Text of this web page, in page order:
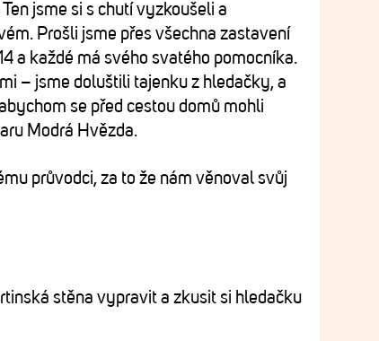
jsme si s chutí vyzkoušeli a
Prošli jsme přes všechna zastavení
a každé má svého svatého pomocníka.
– jsme doluštili tajenku z hledačky, a
se před cestou domů mohli
Modrá Hvězda.
průvodci, za to že nám věnoval svůj
stěna vypravit a zkusit si hledačku